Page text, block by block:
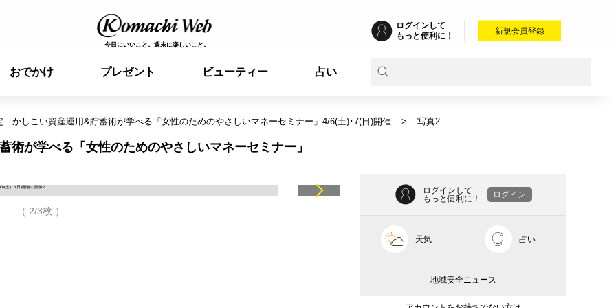
今日にいいこと。週末に楽しいこと。
ログインして
もっと便利に！
新規会員登録
おでかけ プレゼント ビューティー 占い
かしこい資産運用&貯蓄術が学べる「女性のためのやさしいマネーセミナー」4/6(土)･7(日)開催 写真2
が学べる「女性のためのやさしいマネーセミナー」
（ 2/3枚 ）
ログインして
もっと便利に！
ログイン
天気 占い
地域安全ニュース